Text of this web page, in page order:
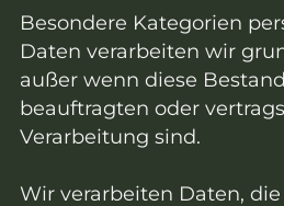
Besondere Kategorien
Daten verarbeiten wir
außer wenn diese
beauftragten oder
Verarbeitung sind.
Wir verarbeiten Daten,